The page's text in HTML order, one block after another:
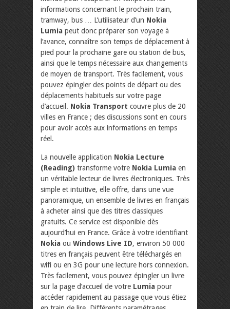
informations concernant le prochain train,
tramway, bus … L’utilisateur d’un Nokia
Lumia peut donc préparer son voyage à
l’avance, connaître son temps de déplacement à
pied pour la prochaine gare ou station de bus,
ainsi que le temps nécessaire aux changements
de moyen de transport. Très facilement, vous
pouvez épingler des points de départ ou des
déplacements habituels sur votre page
d’accueil. Nokia Transport couvre plus de 20
villes en France ; des discussions sont en cours
pour avoir accès aux informations en temps
réel.
La nouvelle application Nokia Lecture
(Reading) transforme votre Nokia Lumia en
un véritable lecteur de livres électroniques. Très
simple et intuitive, elle offre, dans une vue
panoramique, un ensemble de livres en français
à acheter ainsi que des titres classiques
gratuits. Ce service est disponible dès
aujourd’hui en France. Grâce à votre identifiant
Nokia ou Windows Live ID, environ 50 000
titres en français peuvent être téléchargés en
wifi ou en 3G pour une lecture hors connexion.
Très facilement, vous pouvez épingler un livre
sur la page d’accueil de votre Lumia pour
accéder rapidement au passage que vous étiez